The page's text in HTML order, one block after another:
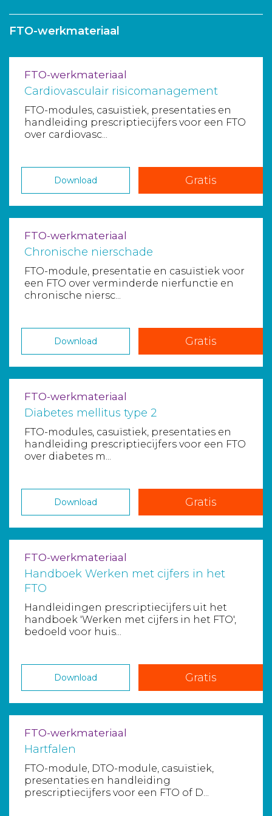
Aanmelden nieuwsbrief
Inloggen
Toegang leeromgeving
FTO-werkmateriaal
FTO-werkmateriaal
Cardiovasculair risicomanagement
FTO-modules, casuïstiek, presentaties en
handleiding prescriptiecijfers voor een FTO
over cardiovasc...
Download Gratis
FTO-werkmateriaal
Chronische nierschade
FTO-module, presentatie en casuïstiek voor
een FTO over verminderde nierfunctie en
chronische niersc...
Download Gratis
FTO-werkmateriaal
Diabetes mellitus type 2
FTO-modules, casuïstiek, presentaties en
handleiding prescriptiecijfers voor een FTO
over diabetes m...
Download Gratis
FTO-werkmateriaal
Handboek Werken met cijfers in het
FTO
Handleidingen prescriptiecijfers uit het
handboek 'Werken met cijfers in het FTO',
bedoeld voor huis...
Download Gratis
FTO-werkmateriaal
Hartfalen
FTO-module, DTO-module, casuïstiek,
presentaties en handleiding
prescriptiecijfers voor een FTO of D...